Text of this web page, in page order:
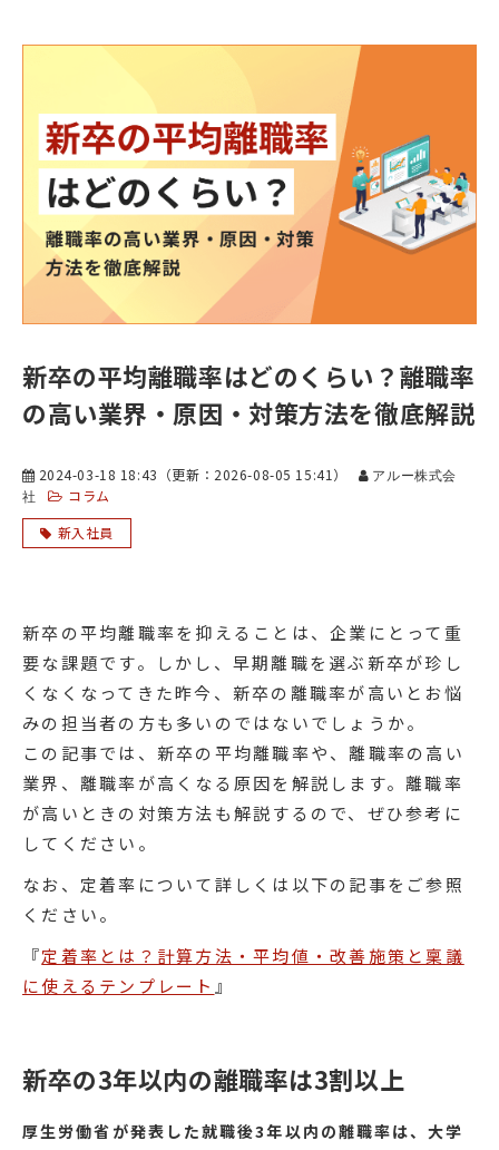
新卒の平均離職率はどのくらい？離職率
の高い業界・原因・対策方法を徹底解説
2024-03-18 18:43 （更新： 2026-08-05 15:41）
アルー株式会
社
コラム
新入社員
新卒の平均離職率を抑えることは、企業にとって重
要な課題です。しかし、早期離職を選ぶ新卒が珍し
くなくなってきた昨今、新卒の離職率が高いとお悩
みの担当者の方も多いのではないでしょうか。
この記事では、新卒の平均離職率や、離職率の高い
業界、離職率が高くなる原因を解説します。離職率
が高いときの対策方法も解説するので、ぜひ参考に
してください。
なお、定着率について詳しくは以下の記事をご参照
ください。
『定着率とは？計算方法・平均値・改善施策と稟議
に使えるテンプレート 』
新卒の3年以内の離職率は3割以上
厚生労働省が発表した就職後3年以内の離職率は、大学